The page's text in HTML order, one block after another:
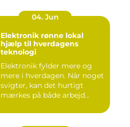
04. Jun
Elektronik rønne lokal
hjælp til hverdagens
teknologi
Elektronik fylder mere og
mere i hverdagen. Når noget
svigter, kan det hurtigt
mærkes på både arbejd...